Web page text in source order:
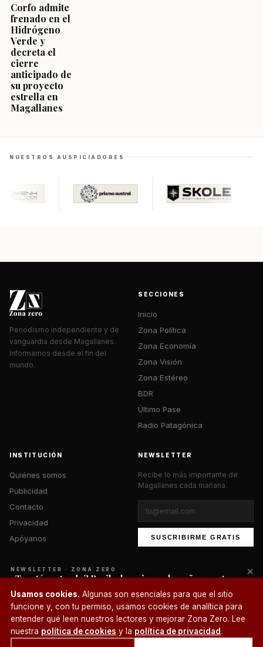
Corfo admite
frenado en el
Hidrógeno
Verde y
decreta el
cierre
anticipado de
su proyecto
estrella en
Magallanes
NUESTROS AUSPICIADORES
Periodismo independiente y de
vanguardia desde Magallanes.
Informamos desde el fin del
mundo.
SECCIONES
Inicio
Zona Política
Zona Economía
Zona Visión
Zona Estéreo
BDR
Último Pase
Radio Patagónica
INSTITUCIÓN
Quiénes somos
Publicidad
Contacto
Privacidad
Apóyanos
NEWSLETTER
Recibe lo más importante de
Magallanes cada mañana.
SUSCRIBIRME GRATIS
© 2026 Zona Zero Media. Todos los derechos reservados.
Usamos cookies. Algunas son esenciales para que el sitio
funcione y, con tu permiso, usamos cookies de analítica para
entender qué leen nuestros lectores y mejorar Zona Zero. Lee
nuestra política de cookies y la política de privacidad.
¿Un café?
NEWSLETTER · ZONA ZERO
¿Te está gustando? Recibe lo mejor cada mañana en tu
correo.
SUSCRIBIRME
×